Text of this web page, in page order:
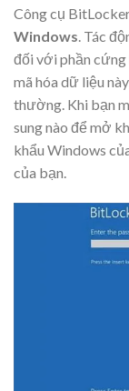
Công cụ
Windows. Tác
đối với phần cứng
mã hóa dữ liệu
thường. Khi bạn
sung nào để mở
khẩu Windows
của bạn.